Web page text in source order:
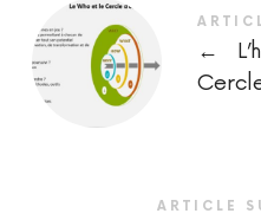
←
ARTICLE